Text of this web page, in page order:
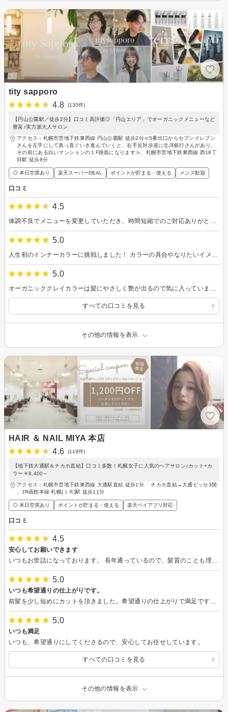
tity sapporo
4.8
(130件)
【円山公園駅／徒歩2分】口コミ高評価◎「円山エリア」でオーガニックメニューなど
豊富♪実力派大人サロン
アクセス：札幌市営地下鉄東西線 円山公園駅 徒歩2分≪5番出口からセブンイレブン
さんを左手にして真っ直ぐいき進んでいくと、右手反対歩道に北洋銀行さんがあり、
その前にある白いマンションの１F路面になります≫、札幌市営地下鉄東西線 西18丁
目駅 徒歩8分
◎ 本日空席あり 楽天スーパーDEAL ポイントが貯まる・使える メンズ歓迎
口コミ
4.5
5.0
5.0
すべての口コミを見る
その他の情報を表示
HAIR ＆ NAIL MIYA 本店
4.6
(119件)
【地下鉄大通駅＆チカホ直結】口コミ多数！札幌女子に人気のヘアサロン♪カット+カ
ラー￥8,400～
アクセス：札幌市営地下鉄東西線 大通駅直結 徒歩1分 チカホ直結→大通ビッセ3階
、JR函館本線 札幌(ＪＲ)駅 徒歩11分
◎ 本日空席あり ポイントが貯まる・使える 楽天ペイアプリ対応
口コミ
4.5
安心してお願いできます
5.0
いつも希望通りの仕上がりです。
5.0
いつも満足
いつも、希望通りにしてくださるので、安心してお任せしています。
すべての口コミを見る
その他の情報を表示